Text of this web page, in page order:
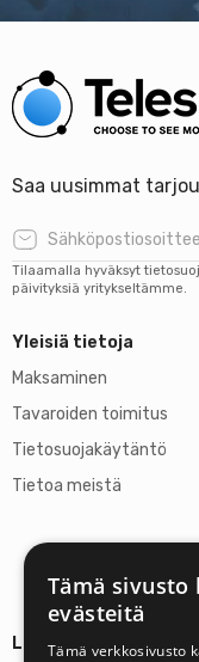
Saa uusimmat
Tilaamalla hyväksyt
päivityksiä yritykseltämme.
Yleisiä tietoja
Maksaminen
Tavaroiden toimitus
Tietosuojakäytäntö
Tietoa meistä
Lisätietoja
Tämä sivusto
evästeitä
Tämä verkkosivusto